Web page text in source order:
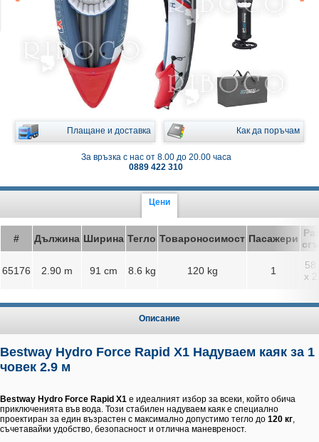
Плащане и доставка Как да поръчам
За връзка с нас от 8.00 до 20.00 часа
0889 422 310
Цени
# Дължина Ширина Тегло Товароносимост Пасажери
65176 2.90 m 91 cm 8.6 kg 120 kg 1
58
x
Описание
Bestway Hydro Force Rapid X1 Надуваем каяк за 1
човек 2.9 м
Bestway Hydro Force Rapid X1 е идеалният избор за всеки, който обича
приключенията във вода. Този стабилен надуваем каяк е специално
проектиран за един възрастен с максимално допустимо тегло до 120 кг,
съчетавайки удобство, безопасност и отлична маневреност.